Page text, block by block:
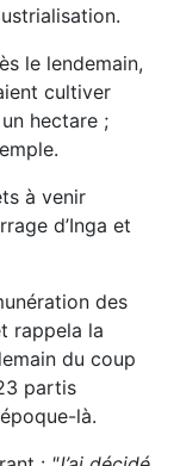
le lendemain,
cultiver
hectare ;
à venir
d’Inga et
des
rappela la
du coup
partis
là.